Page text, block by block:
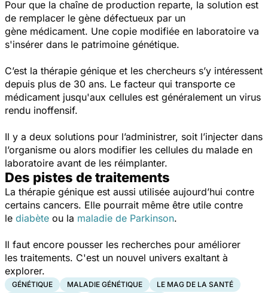
Pour que la chaîne de production reparte, la solution est
de remplacer le gène défectueux par un
gène médicament. Une copie modifiée en laboratoire va
s'insérer dans le patrimoine génétique.
C’est la thérapie génique et les chercheurs s’y intéressent
depuis plus de 30 ans. Le facteur qui transporte ce
médicament jusqu'aux cellules est généralement un virus
rendu inoffensif.
Il y a deux solutions pour l’administrer, soit l’injecter dans
l’organisme ou alors modifier les cellules du malade en
laboratoire avant de les réimplanter.
Des pistes de traitements
La thérapie génique est aussi utilisée aujourd’hui contre
certains cancers. Elle pourrait même être utile contre
le diabète ou la maladie de Parkinson.
Il faut encore pousser les recherches pour améliorer
les traitements. C'est un nouvel univers exaltant à
explorer.
GÉNÉTIQUE MALADIE GÉNÉTIQUE
LE MAG DE LA SANTÉ